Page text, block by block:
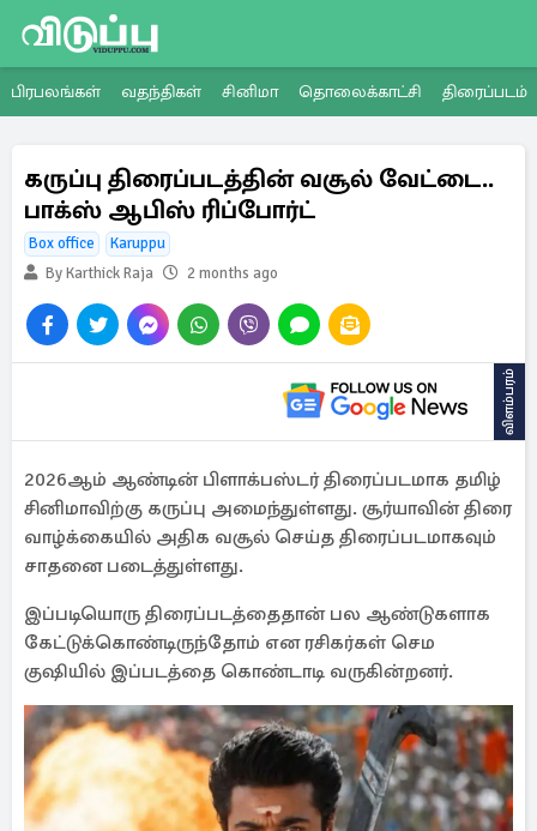
பிரபலங்கள் வதந்திகள் சினிமா தொலைக்காட்சி திரைப்படம்
கருப்பு திரைப்படத்தின் வசூல் வேட்டை..
பாக்ஸ் ஆபிஸ் ரிப்போர்ட்
Box office
Karuppu
By Karthick Raja
2 months ago
விளம்பரம்
2026ஆம் ஆண்டின் பிளாக்பஸ்டர் திரைப்படமாக தமிழ்
சினிமாவிற்கு கருப்பு அமைந்துள்ளது. சூர்யாவின் திரை
வாழ்க்கையில் அதிக வசூல் செய்த திரைப்படமாகவும்
சாதனை படைத்துள்ளது.
இப்படியொரு திரைப்படத்தைதான் பல ஆண்டுகளாக
கேட்டுக்கொண்டிருந்தோம் என ரசிகர்கள் செம
குஷியில் இப்படத்தை கொண்டாடி வருகின்றனர்.